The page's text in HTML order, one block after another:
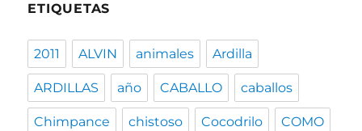
ETIQUETAS
2011 ALVIN animales Ardilla
ARDILLAS año CABALLO caballos
Chimpance chistoso Cocodrilo COMO